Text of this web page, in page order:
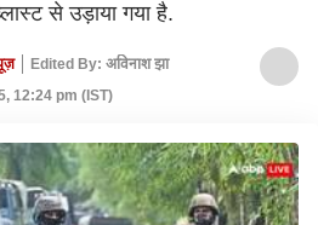
से उड़ाया गया है.
Edited By: अविनाश झा
12:24 pm (IST)